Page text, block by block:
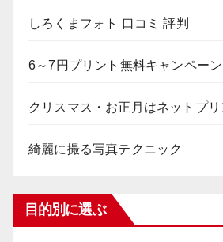
しろくまフォト 口コミ 評判
6～7円プリント無料キャンペーン
クリスマス・お正月はネットプリ
綺麗に撮る写真テクニック
目的別に選ぶ